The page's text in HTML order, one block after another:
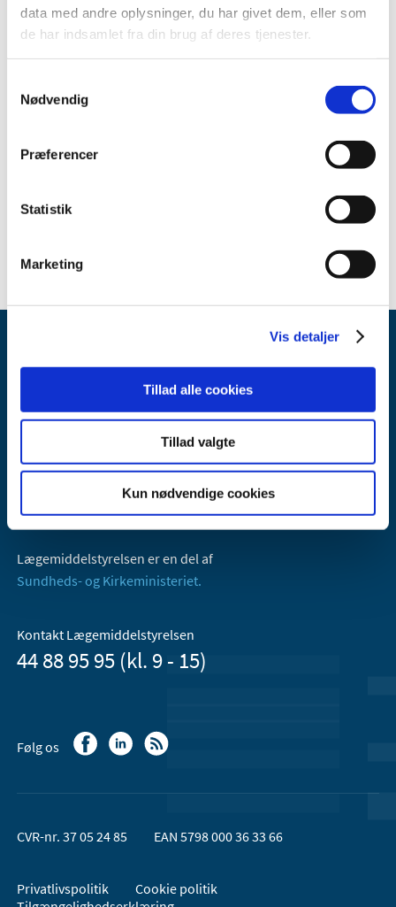
data med andre oplysninger, du har givet dem, eller som
de har indsamlet fra din brug af deres tjenester.
Nødvendig
Præferencer
Statistik
Marketing
Vis detaljer
Tillad alle cookies
Tillad valgte
Kun nødvendige cookies
juni (1)
maj (1)
januar (1)
2023 (11)
2021 (14)
2019 (7)
Axel Heides Gade 1
2300 København S
Email:dkma@dkma.dk
Lægemiddelstyrelsen er en del af
Sundheds- og Kirkeministeriet.
Kontakt Lægemiddelstyrelsen
44 88 95 95 (kl. 9 - 15)
Følg os
CVR-nr. 37 05 24 85 EAN 5798 000 36 33 66
Privatlivspolitik
Cookie politik